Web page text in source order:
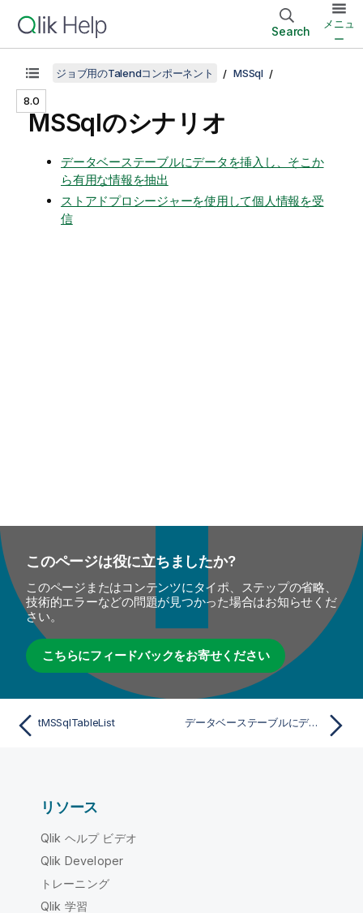
Search
メニュ
ー
8.0
ジョブ用のTalendコンポーネント MSSql
MSSqlのシナリオ
データベーステーブルにデータを挿入し、そこか
ら有用な情報を抽出
ストアドプロシージャーを使用して個人情報を受
信
このページは役に立ちましたか?
このページまたはコンテンツにタイポ、ステップの省略、
技術的エラーなどの問題が見つかった場合はお知らせくだ
さい。
こちらにフィードバックをお寄せください
tMSSqlTableList データベーステーブルにデータを挿入し、そこから有用な情報を抽出する
リソース
Qlik ヘルプ ビデオ
Qlik Developer
トレーニング
Qlik 学習